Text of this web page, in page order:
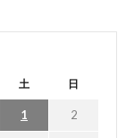
土 日
1 2